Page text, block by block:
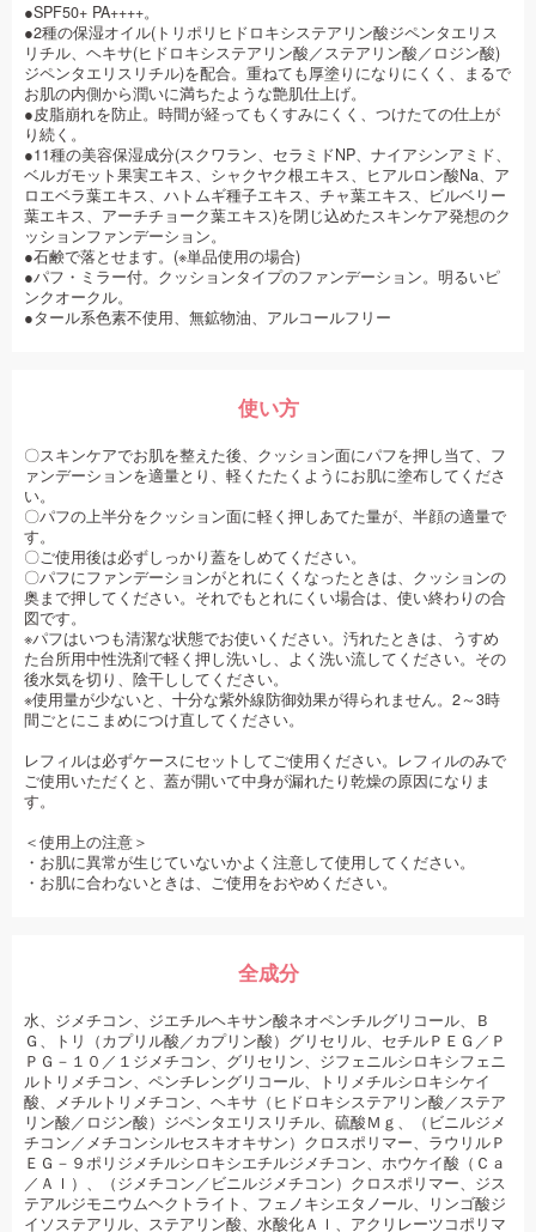
●SPF50+ PA++++。
●2種の保湿オイル(トリポリヒドロキシステアリン酸ジペンタエリス
リチル、ヘキサ(ヒドロキシステアリン酸／ステアリン酸／ロジン酸)
ジペンタエリスリチル)を配合。重ねても厚塗りになりにくく、まるで
お肌の内側から潤いに満ちたような艶肌仕上げ。
●皮脂崩れを防止。時間が経ってもくすみにくく、つけたての仕上が
り続く。
●11種の美容保湿成分(スクワラン、セラミドNP、ナイアシンアミド、
ベルガモット果実エキス、シャクヤク根エキス、ヒアルロン酸Na、ア
ロエベラ葉エキス、ハトムギ種子エキス、チャ葉エキス、ビルベリー
葉エキス、アーチチョーク葉エキス)を閉じ込めたスキンケア発想のク
ッションファンデーション。
●石鹸で落とせます。(※単品使用の場合)
●パフ・ミラー付。クッションタイプのファンデーション。明るいピ
ンクオークル。
●タール系色素不使用、無鉱物油、アルコールフリー
使い方
〇スキンケアでお肌を整えた後、クッション面にパフを押し当て、フ
ァンデーションを適量とり、軽くたたくようにお肌に塗布してくださ
い。
〇パフの上半分をクッション面に軽く押しあてた量が、半顔の適量で
す。
〇ご使用後は必ずしっかり蓋をしめてください。
〇パフにファンデーションがとれにくくなったときは、クッションの
奥まで押してください。それでもとれにくい場合は、使い終わりの合
図です。
※パフはいつも清潔な状態でお使いください。汚れたときは、うすめ
た台所用中性洗剤で軽く押し洗いし、よく洗い流してください。その
後水気を切り、陰干ししてください。
※使用量が少ないと、十分な紫外線防御効果が得られません。2～3時
間ごとにこまめにつけ直してください。
レフィルは必ずケースにセットしてご使用ください。レフィルのみで
ご使用いただくと、蓋が開いて中身が漏れたり乾燥の原因になりま
す。
＜使用上の注意＞
・お肌に異常が生じていないかよく注意して使用してください。
・お肌に合わないときは、ご使用をおやめください。
全成分
水、ジメチコン、ジエチルヘキサン酸ネオペンチルグリコール、Ｂ
Ｇ、トリ（カプリル酸／カプリン酸）グリセリル、セチルＰＥＧ／Ｐ
ＰＧ－１０／１ジメチコン、グリセリン、ジフェニルシロキシフェニ
ルトリメチコン、ペンチレングリコール、トリメチルシロキシケイ
酸、メチルトリメチコン、ヘキサ（ヒドロキシステアリン酸／ステア
リン酸／ロジン酸）ジペンタエリスリチル、硫酸Ｍｇ、（ビニルジメ
チコン／メチコンシルセスキオキサン）クロスポリマー、ラウリルＰ
ＥＧ－９ポリジメチルシロキシエチルジメチコン、ホウケイ酸（Ｃａ
／Ａｌ）、（ジメチコン／ビニルジメチコン）クロスポリマー、ジス
テアルジモニウムヘクトライト、フェノキシエタノール、リンゴ酸ジ
イソステアリル、ステアリン酸、水酸化Ａｌ、アクリレーツコポリマ